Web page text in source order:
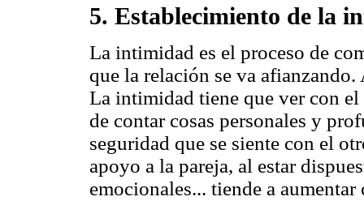
5. Establecimiento de la
La intimidad es el proceso de
que la relación se va
La intimidad tiene que ver con
de contar cosas personales y
seguridad que se siente con el
apoyo a la pareja, al estar
emocionales... tiende a